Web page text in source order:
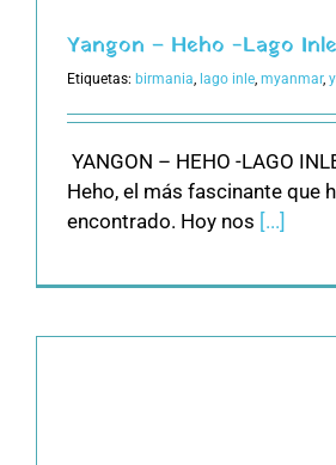
Yangon – Heho -Lago Inle
Etiquetas: birmania, lago inle, myanmar,
YANGON – HEHO -LAGO
Heho, el más fascinante que
encontrado. Hoy nos [...]